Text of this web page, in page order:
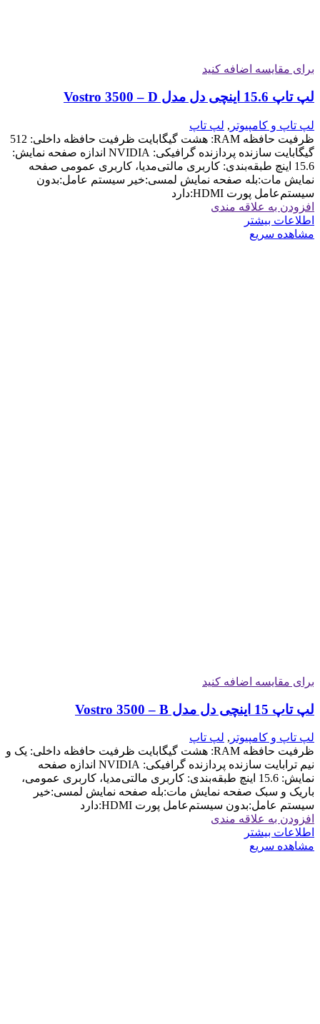
برای مقایسه اضافه کنید
لپ تاپ 15.6 اینچی دل مدل Vostro 3500 – D
لپ تاپ و کامپیوتر , لپ تاپ
ظرفیت حافظه RAM: هشت گیگابایت ظرفیت حافظه داخلی: 512
گیگابایت سازنده پردازنده گرافیکی: NVIDIA اندازه صفحه نمایش:
15.6 اینچ طبقه‌بندی: کاربری مالتی‌مدیا، کاربری عمومی صفحه
نمایش مات:بله صفحه نمایش لمسی:خیر سیستم عامل:بدون
سیستم‌عامل پورت HDMI:دارد
افزودن به علاقه مندی
اطلاعات بیشتر
مشاهده سریع
برای مقایسه اضافه کنید
لپ تاپ 15 اینچی دل مدل Vostro 3500 – B
لپ تاپ و کامپیوتر , لپ تاپ
ظرفیت حافظه RAM: هشت گیگابایت ظرفیت حافظه داخلی: یک و
نیم ترابایت سازنده پردازنده گرافیکی: NVIDIA اندازه صفحه
نمایش: 15.6 اینچ طبقه‌بندی: کاربری مالتی‌مدیا، کاربری عمومی،
باریک و سبک صفحه نمایش مات:بله صفحه نمایش لمسی:خیر
سیستم عامل:بدون سیستم‌عامل پورت HDMI:دارد
افزودن به علاقه مندی
اطلاعات بیشتر
مشاهده سریع